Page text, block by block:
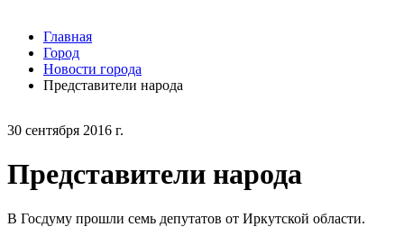
30 сентября 2016 г.
Представители народа
В Госдуму прошли семь депутатов от Иркутской области.
Главная
Город
Новости города
Представители народа